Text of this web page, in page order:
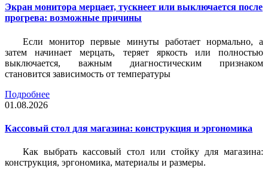
Экран монитора мерцает, тускнеет или выключается после
прогрева: возможные причины
Если монитор первые минуты работает нормально, а
затем начинает мерцать, теряет яркость или полностью
выключается, важным диагностическим признаком
становится зависимость от температуры
Подробнее
01.08.2026
Кассовый стол для магазина: конструкция и эргономика
Как выбрать кассовый стол или стойку для магазина:
конструкция, эргономика, материалы и размеры.